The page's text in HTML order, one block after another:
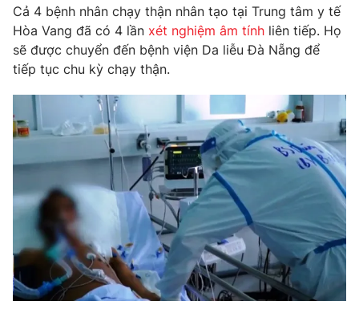
Hậu trường
Nhân vật
Khán giả
Giải sao mai
Giải trí
Điện ảnh
Âm nhạc
Đời sống
Làm đẹp
Chất lượng cuộc sống
Giáo dục
Tuyển sinh
Học trực tuyến
Hitech Công nghệ tương lai
Sản phẩm
Thị trường
Tư vấn
Giao lưu trực tuyến
Lịch phát sóng
Chuyên mục khác
Cả 4 bệnh nhân chạy thận nhân tạo tại Trung tâm y tế
Hòa Vang đã có 4 lần xét nghiệm âm tính liên tiếp. Họ
sẽ được chuyển đến bệnh viện Da liễu Đà Nẵng để
tiếp tục chu kỳ chạy thận.